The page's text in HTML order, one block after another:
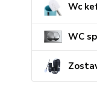
Wc
WC